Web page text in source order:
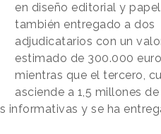
en diseño editorial y
también entregado a dos
adjudicatarios con un
estimado de 300.000
mientras que el tercero,
asciende a 1,5 millones
informativas y se ha